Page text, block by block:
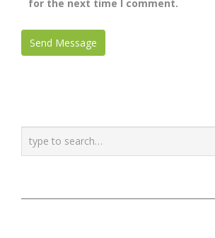
for the next time I comment.